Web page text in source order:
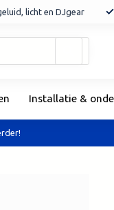
licht en DJgear
en
een
Installatie &